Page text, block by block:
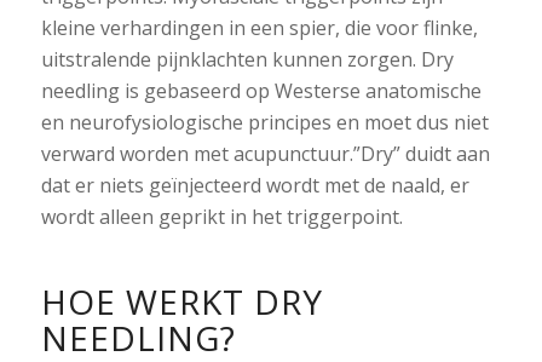
kleine verhardingen in een spier, die voor flinke,
uitstralende pijnklachten kunnen zorgen. Dry
needling is gebaseerd op Westerse anatomische
en neurofysiologische principes en moet dus niet
verward worden met acupunctuur.”Dry” duidt aan
dat er niets geïnjecteerd wordt met de naald, er
wordt alleen geprikt in het triggerpoint.
HOE WERKT DRY
NEEDLING?